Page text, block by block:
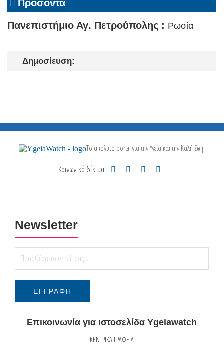
Προσόντα
Πανεπιστήμιο Αγ. Πετρούπολης : Ρωσία
Δημοσίευση:
Το απόλυτο portal για την Υγεία και την Καλή Ζωή!
Κοινωνικά δίκτυα:
Newsletter
Επικοινωνία για ιστοσελίδα Ygeiawatch
ΚΕΝΤΡΙΚΑ ΓΡΑΦΕΙΑ